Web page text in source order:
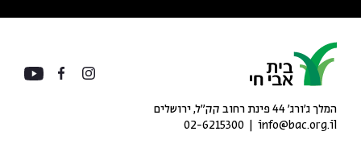
המלך ג'ורג' 44 פינת רחוב קק״ל, ירושלים
info@bac.org.il
02-6215300